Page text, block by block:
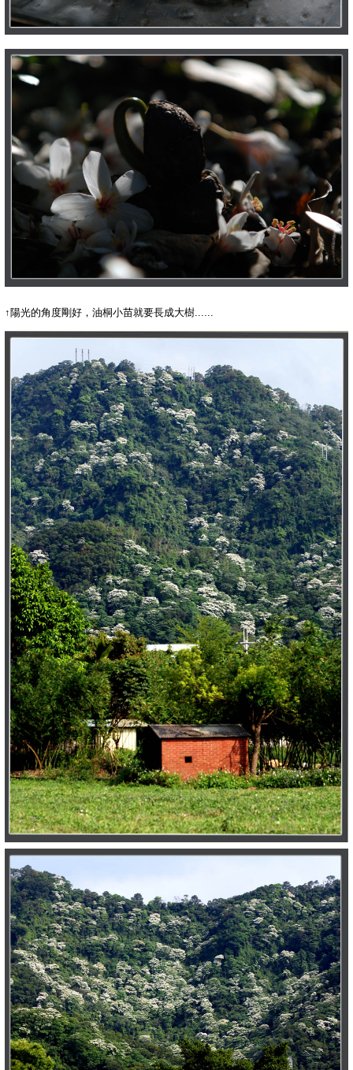
↑陽光的角度剛好，油桐小苗就要長成大樹......